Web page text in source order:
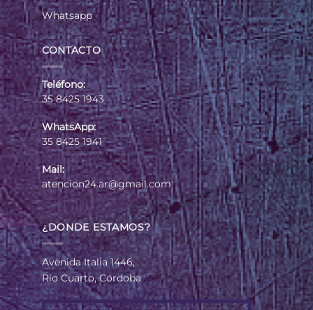
Whatsapp
CONTACTO
Teléfono:
35 8425 1943
WhatsApp:
35 8425 1941
Mail:
atencion24.ar@gmail.com
¿DONDE ESTAMOS?
Avenida Italia 1446,
Río Cuarto, Córdoba